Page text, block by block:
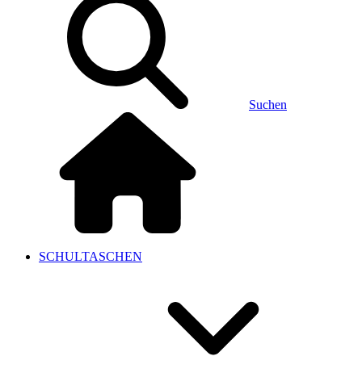
Suchen
SCHULTASCHEN